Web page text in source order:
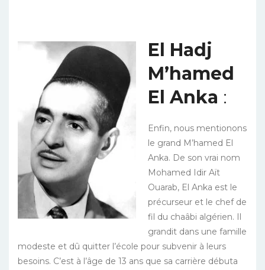
El Hadj
M’hamed
El Anka :
Enfin, nous mentionons
le grand M’hamed El
Anka. De son vrai nom
Mohamed Idir Aït
Ouarab, El Anka est le
précurseur et le chef de
fil du chaâbi algérien. Il
grandit dans une famille
modeste et dû quitter l’école pour subvenir à leurs
besoins. C’est à l’âge de 13 ans que sa carrière débuta